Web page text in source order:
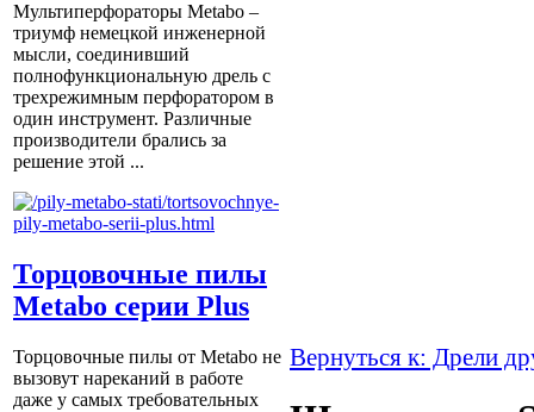
Мультиперфораторы Metabo –
триумф немецкой инженерной
мысли, соединивший
полнофункциональную дрель с
трехрежимным перфоратором в
один инструмент. Различные
производители брались за
решение этой ...
Торцовочные пилы
Metabo серии Plus
Торцовочные пилы от Metabo не
вызовут нареканий в работе
даже у самых требовательных
Вернуться к: Дрели